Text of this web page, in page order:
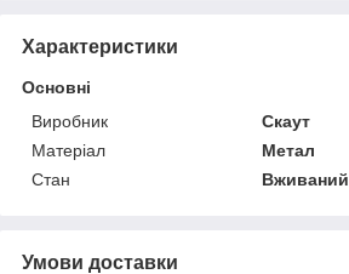
Характеристики
Основні
Виробник
Скаут
Матеріал
Метал
Стан
Вживаний
Умови доставки